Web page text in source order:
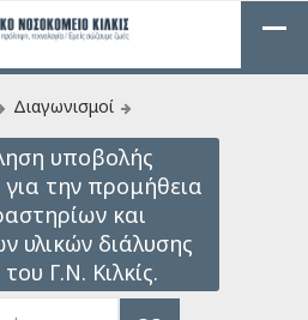
Διαγωνισμοί
υποβολής
την προμήθεια
και
υλικών διάλυσης
Γ.Ν. Κιλκίς.